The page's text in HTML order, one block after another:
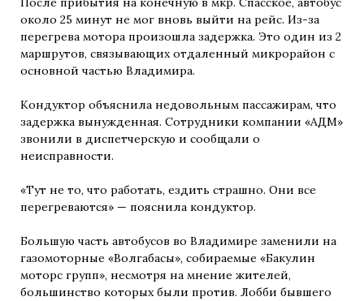
около 25 минут не мог вновь выйти на рейс. Из-за
перегрева мотора произошла задержка. Это один из 2
маршрутов, связывающих отдаленный микрорайон с
основной частью Владимира.
Кондуктор объяснила недовольным пассажирам, что
задержка вынужденная. Сотрудники компании «АДМ»
звонили в диспетчерскую и сообщали о
неисправности.
«Тут не то, что работать, ездить страшно. Они все
перегреваются» — пояснила кондуктор.
Большую часть автобусов во Владимире заменили на
газомоторные «Волгабасы», собираемые «Бакулин
моторс групп», несмотря на мнение жителей,
большинство которых были против. Лобби бывшего